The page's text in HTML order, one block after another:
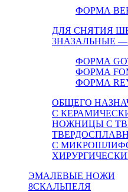
ФОРМА
ДЛЯ СНЯТИЯ
3НАЗАЛЬНЫЕ —
ФОРМА
ФОРМА
ФОРМА
ОБЩЕГО
С
НОЖНИЦЫ С
С
ЭМАЛЕВЫЕ НОЖИ
8СКАЛЬПЕЛЯ